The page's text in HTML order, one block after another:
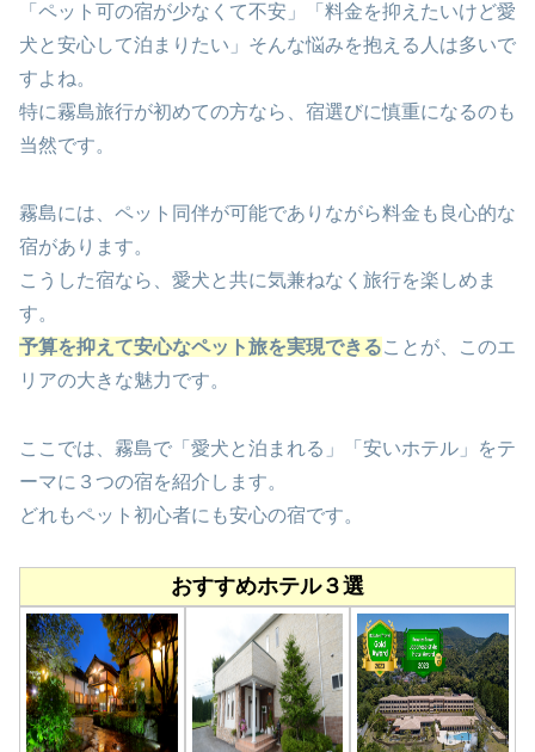
「ペット可の宿が少なくて不安」「料金を抑えたいけど愛
犬と安心して泊まりたい」そんな悩みを抱える人は多いで
すよね。
特に霧島旅行が初めての方なら、宿選びに慎重になるのも
当然です。
霧島には、ペット同伴が可能でありながら料金も良心的な
宿があります。
こうした宿なら、愛犬と共に気兼ねなく旅行を楽しめま
す。
予算を抑えて安心なペット旅を実現できることが、このエ
リアの大きな魅力です。
ここでは、霧島で「愛犬と泊まれる」「安いホテル」をテ
ーマに３つの宿を紹介します。
どれもペット初心者にも安心の宿です。
おすすめホテル３選